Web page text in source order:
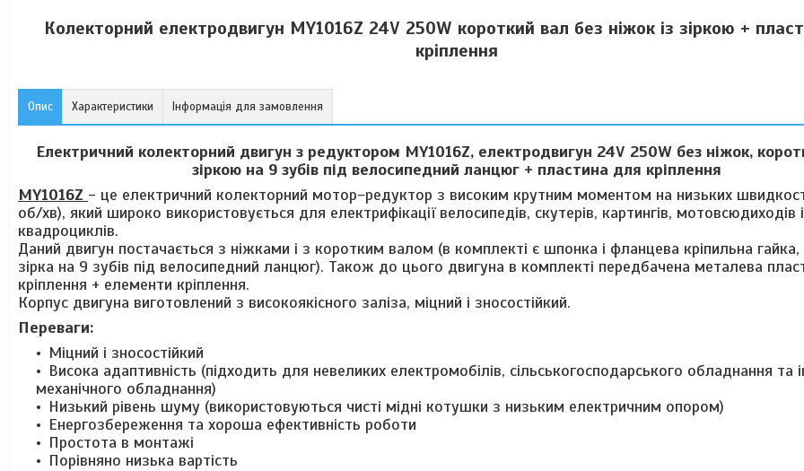
Колекторний електродвигун MY1016Z 24V 250W короткий вал без ніжок із зіркою +
кріплення
Опис Характеристики Інформація для замовлення
Електричний колекторний двигун з редуктором MY1016Z, електродвигун 24V 250W без ніжок,
зіркою на 9 зубів під велосипедний ланцюг + пластина для кріплення
MY1016Z - це електричний колекторний мотор-редуктор з високим крутним моментом на низьких
об/хв), який широко використовується для електрифікації велосипедів, скутерів, картингів, мотовсюдиходів і
квадроциклів.
Даний двигун постачається з ніжками і з коротким валом (в комплекті є шпонка і фланцева кріпильна
зірка на 9 зубів під велосипедний ланцюг). Також до цього двигуна в комплекті передбачена металева
кріплення + елементи кріплення.
Корпус двигуна виготовлений з високоякісного заліза, міцний і зносостійкий.
Переваги:
Міцний і зносостійкий
Висока адаптивність (підходить для невеликих електромобілів, сільськогосподарського обладнання та
механічного обладнання)
Низький рівень шуму (використовуються чисті мідні котушки з низьким електричним опором)
Енергозбереження та хороша ефективність роботи
Простота в монтажі
Порівняно низька вартість